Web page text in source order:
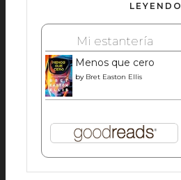
LEYENDO
Mi estantería
Menos que cero
by Bret Easton Ellis